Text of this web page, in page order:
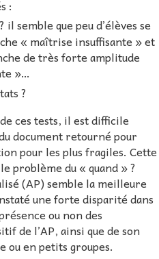
:
semble que peu d’élèves se
« maîtrise insuffisante » et
de très forte amplitude
»…
?
ces tests, il est difficile
document retourné pour
pour les plus fragiles. Cette
problème du « quand » ?
(AP) semble la meilleure
une forte disparité dans
ou non des
de l’AP, ainsi que de son
ou en petits groupes.